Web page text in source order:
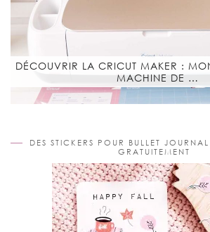
DÉCOUVRIR LA CRICUT MAKER :
MACHINE DE …
DES STICKERS POUR BULLET
GRATUITEMENT